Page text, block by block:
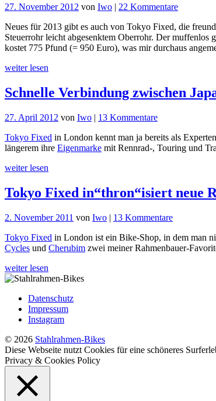
27. November 2012 von Iwo | 22 Kommentarezu
für
Bahn
Fixed
ONO
ROCKET
Neues für 2013 gibt es auch von Tokyo Fixed, die
Steuerrohr leicht abgesenktem Oberrohr. Der muffenlos
kostet 775 Pfund (= 950 Euro), was mir durchaus
weiter lesen
Schnelle Verbindung zwischen
27. April 2012 von Iwo | 13 Kommentarezu
Verbindung
zwischen
Tokyo
Fixed
Tokyo Fixed in London kennt man ja bereits als
längerem ihre Eigenmarke mit Rennrad-, Touring und
weiter lesen
Tokyo Fixed in“thron“isiert neue
2. November 2011 von Iwo | 13 Kommentarezu
Fixed
Tokyo Fixed in London ist ein Bike-Shop, in dem man
Cycles und Cherubim zwei meiner Rahmenbauer-
weiter lesen
Datenschutz
Impressum
Instagram
© 2026 Stahlrahmen-Bikes
Diese Webseite nutzt Cookies für eine schöneres
Privacy & Cookies Policy